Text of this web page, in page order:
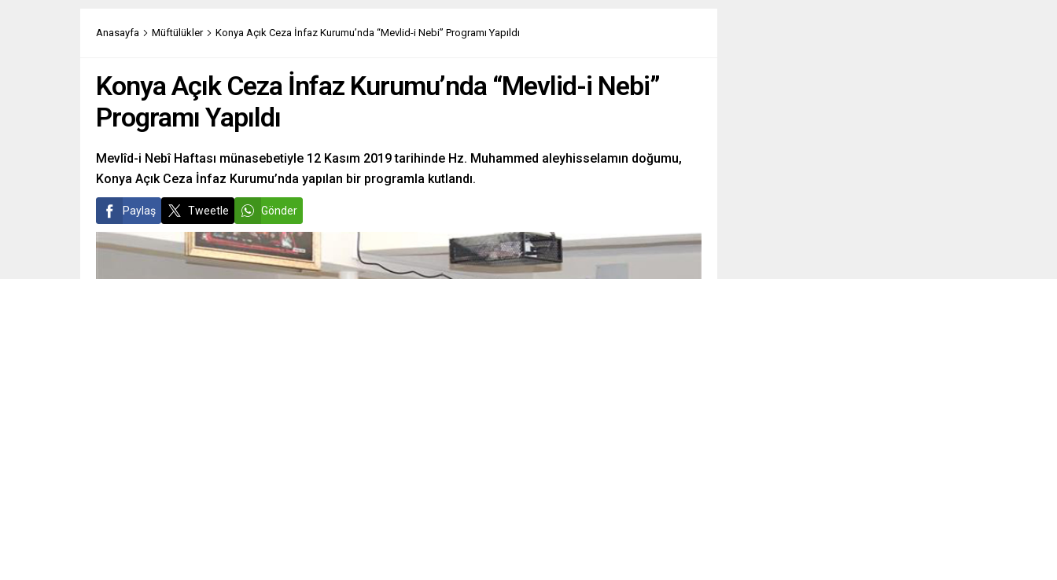
Anasayfa Müftülükler Konya Açık Ceza İnfaz Kurumu’nda “Mevlid-i Nebi” Programı Yapıldı
Konya Açık Ceza İnfaz Kurumu’nda “Mevlid-i Nebi”
Programı Yapıldı
Mevlîd-i Nebî Haftası münasebetiyle 12 Kasım 2019 tarihinde Hz. Muhammed aleyhisselamın doğumu,
Konya Açık Ceza İnfaz Kurumu’nda yapılan bir programla kutlandı.
Paylaş Tweetle Gönder